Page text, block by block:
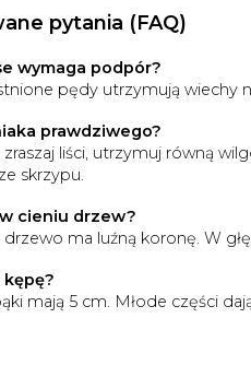
pytania (FAQ)
wymaga podpór?
pędy utrzymują wiechy
prawdziwego?
liści, utrzymuj równą
skrzypu.
cieniu drzew?
ma luźną koronę. W
mają 5 cm. Młode części